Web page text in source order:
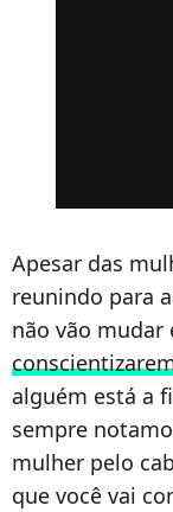
Apesar das
reunindo para
não vão mudar
alguém está a
sempre
mulher pelo
que você vai